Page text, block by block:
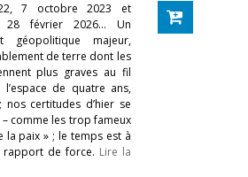
7 octobre 2023 et
28 février 2026… Un
géopolitique majeur,
de terre dont les
plus graves au fil
l’espace de quatre ans,
certitudes d’hier se
comme les trop fameux
la paix » ; le temps est à
de force. Lire la